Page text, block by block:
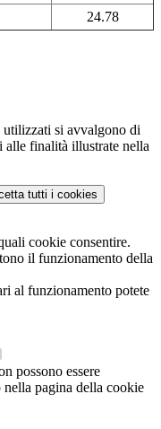
24.78
utilizzati si avvalgono di
alle finalità illustrate nella
tutti i cookies
cookie consentire.
il funzionamento della
al funzionamento potete
possono essere
pagina della cookie